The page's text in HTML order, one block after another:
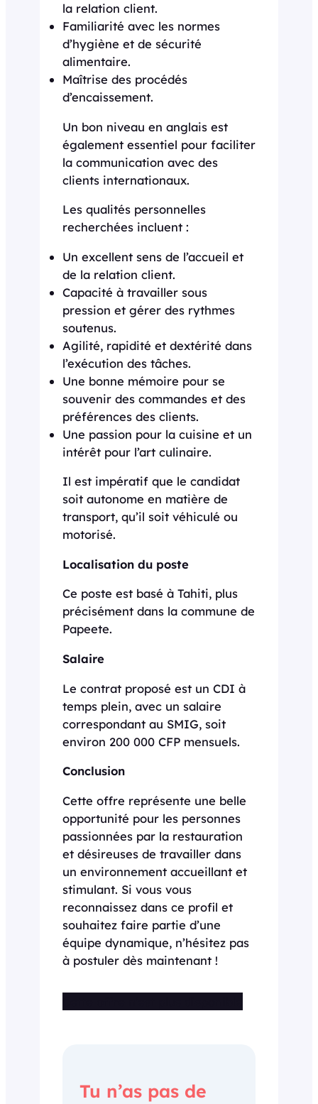
la relation client.
Familiarité avec les normes
d’hygiène et de sécurité
alimentaire.
Maîtrise des procédés
d’encaissement.
Un bon niveau en anglais est
également essentiel pour faciliter
la communication avec des
clients internationaux.
Les qualités personnelles
recherchées incluent :
Un excellent sens de l’accueil et
de la relation client.
Capacité à travailler sous
pression et gérer des rythmes
soutenus.
Agilité, rapidité et dextérité dans
l’exécution des tâches.
Une bonne mémoire pour se
souvenir des commandes et des
préférences des clients.
Une passion pour la cuisine et un
intérêt pour l’art culinaire.
Il est impératif que le candidat
soit autonome en matière de
transport, qu’il soit véhiculé ou
motorisé.
Localisation du poste
Ce poste est basé à Tahiti, plus
précisément dans la commune de
Papeete.
Salaire
Le contrat proposé est un CDI à
temps plein, avec un salaire
correspondant au SMIG, soit
environ 200 000 CFP mensuels.
Conclusion
Cette offre représente une belle
opportunité pour les personnes
passionnées par la restauration
et désireuses de travailler dans
un environnement accueillant et
stimulant. Si vous vous
reconnaissez dans ce profil et
souhaitez faire partie d’une
équipe dynamique, n’hésitez pas
à postuler dès maintenant !
Tu n’as pas de